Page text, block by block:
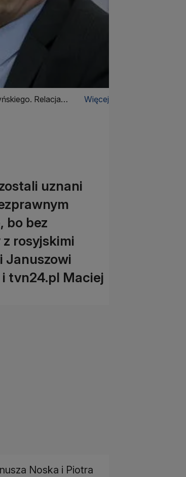
Relacja
Więcej
uznani
bo bez
rosyjskimi
Januszowi
tvn24.pl Maciej
Noska i Piotra